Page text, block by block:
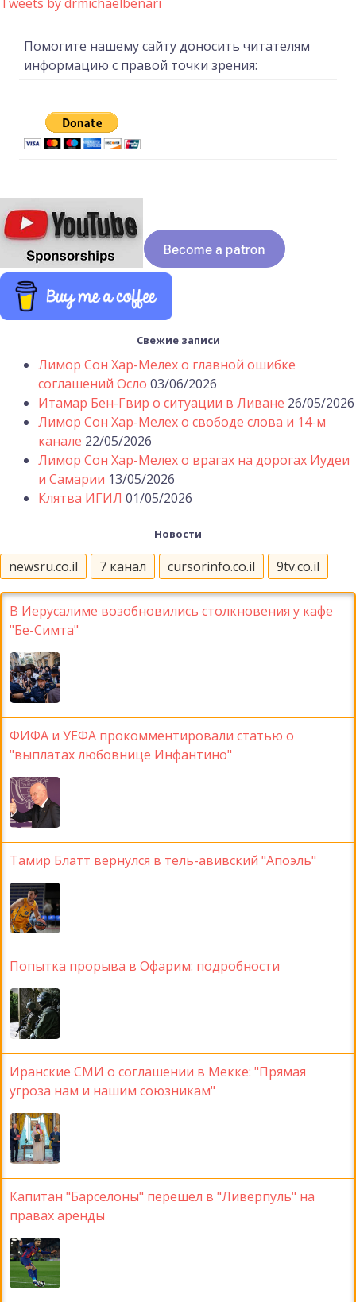
Помогите нашему сайту доносить читателям
информацию с правой точки зрения:
Свежие записи
Лимор Сон Хар-Мелех о главной ошибке
соглашений Осло 03/06/2026
Итамар Бен-Гвир о ситуации в Ливане 26/05/2026
Лимор Сон Хар-Мелех о свободе слова и 14-м
канале 22/05/2026
Лимор Сон Хар-Мелех о врагах на дорогах Иудеи
и Самарии 13/05/2026
Клятва ИГИЛ 01/05/2026
Новости
newsru.co.il 7 канал cursorinfo.co.il 9tv.co.il
В Иерусалиме возобновились столкновения у кафе
"Бе-Симта"
ФИФА и УЕФА прокомментировали статью о
"выплатах любовнице Инфантино"
Тамир Блатт вернулся в тель-авивский "Апоэль"
Попытка прорыва в Офарим: подробности
Иранские СМИ о соглашении в Мекке: "Прямая
угроза нам и нашим союзникам"
Капитан "Барселоны" перешел в "Ливерпуль" на
правах аренды